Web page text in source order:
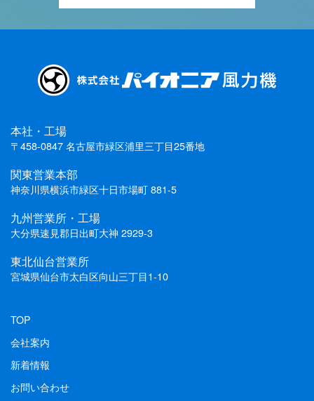
本社・工場
〒458-0847 名古屋市緑区浦里三丁目25番地
関東営業本部
神奈川県横浜市緑区十日市場町 881-5
九州営業所・工場
大分県速見郡日出町大神 2929-3
東北仙台営業所
宮城県仙台市太白区向山三丁目1-10
TOP
会社案内
新着情報
お問い合わせ